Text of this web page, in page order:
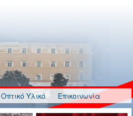
Οπτικό Υλικό
Επικοινωνία